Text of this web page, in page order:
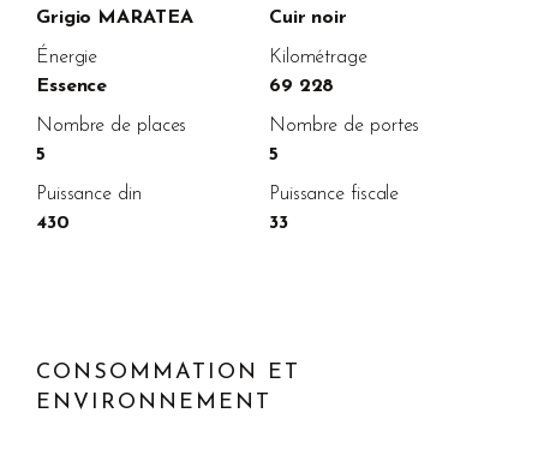
Grigio MARATEA
Cuir noir
Énergie
Essence
Kilométrage
69 228
Nombre de places
5
Nombre de portes
5
Puissance din
430
Puissance fiscale
33
CONSOMMATION ET
ENVIRONNEMENT